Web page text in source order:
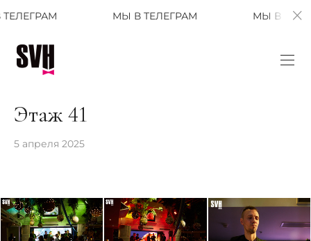
МЫ В ТЕЛЕГРАМ МЫ В ТЕЛЕГРАМ
Этаж 41
5 апреля 2025